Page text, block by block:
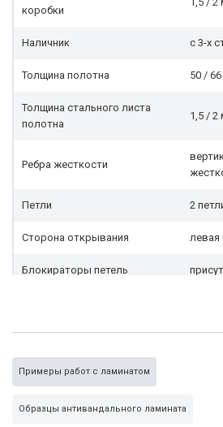
коробки
Наличник с 3-х
Толщина полотна 50 /
Толщина стального листа
полотна
1,5 / 2
Ребра жесткости
Петли 2
Сторона открывания левая
Блокираторы петель
Резиновый уплотнитель 2
Отделка
Примеры работ с ламинатом
Образцы антивандального ламината